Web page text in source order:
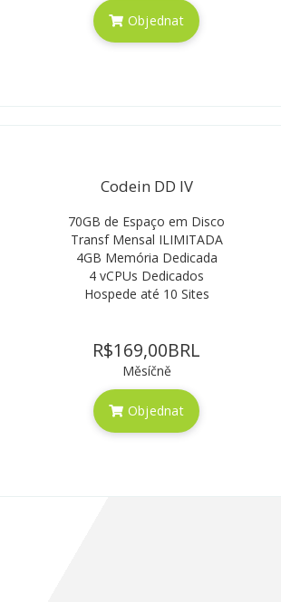
Objednat
Codein DD IV
70GB de Espaço em Disco
Transf Mensal ILIMITADA
4GB Memória Dedicada
4 vCPUs Dedicados
Hospede até 10 Sites
R$169,00BRL
Měsíčně
Objednat